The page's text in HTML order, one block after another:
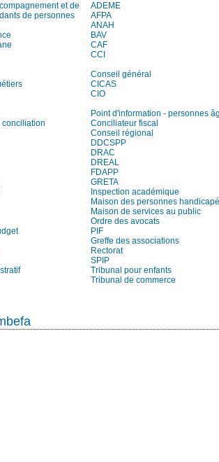
et de
de personnes
ADEME
AFPA
ANAH
BAV
CAF
CCI
Conseil général
CICAS
CIO
Point d'information - personnes
Conciliateur fiscal
Conseil régional
DDCSPP
DRAC
DREAL
FDAPP
GRETA
Inspection académique
Maison des personnes
Maison de services au public
Ordre des avocats
PIF
Greffe des associations
Rectorat
SPIP
Tribunal pour enfants
Tribunal de commerce